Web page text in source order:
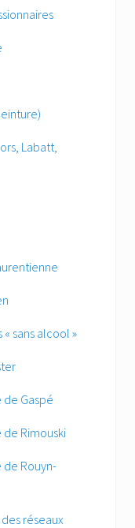
Labatt,
sans alcool »
Gaspé
Rimouski
Rouyn-
réseaux